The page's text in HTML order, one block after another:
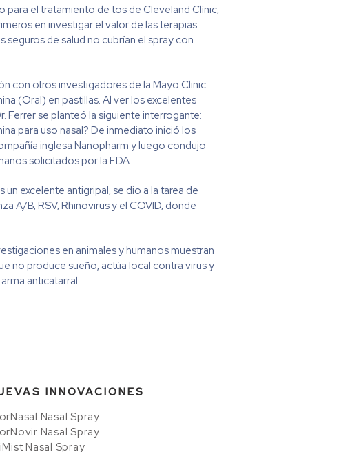
para el tratamiento de tos de Cleveland Clínic,
en investigar el valor de las terapias
seguros de salud no cubrían el spray con
con otros investigadores de la Mayo Clinic
(Oral) en pastillas. Al ver los excelentes
Ferrer se planteó la siguiente interrogante:
para uso nasal? De inmediato inició los
inglesa Nanopharm y luego condujo
solicitados por la FDA.
excelente antigripal, se dio a la tarea de
A/B, RSV, Rhinovirus y el COVID, donde
en animales y humanos muestran
no produce sueño, actúa local contra virus y
anticatarral.
INNOVACIONES
Nasal Spray
Nasal Spray
Nasal Spray